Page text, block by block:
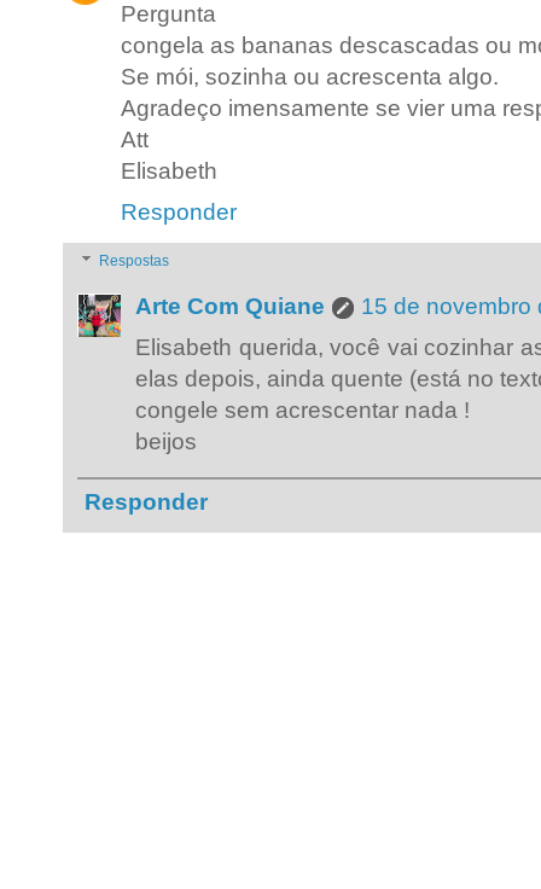
Pergunta
congela as bananas descascadas ou
Se mói, sozinha ou acrescenta algo.
Agradeço imensamente se vier uma
Att
Elisabeth
Responder
Respostas
Arte Com Quiane
15 de novembro
Elisabeth querida, você vai cozinhar
elas depois, ainda quente (está no
congele sem acrescentar nada !
beijos
Responder